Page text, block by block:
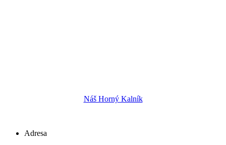
Náš Horný Kalník
Adresa